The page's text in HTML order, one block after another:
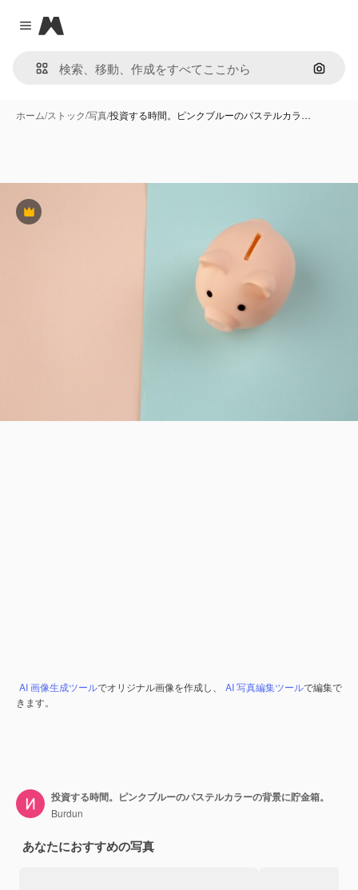
Close menu
Magnific
画像で
ホーム/ストック/写真/投資する時間。ピンクブルーのパステルカラ…
Premium
AI 画像生成ツールでオリジナル画像を作成し、 AI 写真編集ツールで編集で
きます。
投資する時間。ピンクブルーのパステルカラーの背景に貯金箱。
Burdun
あなたにおすすめの写真